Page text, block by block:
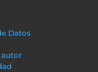
Datos
autor